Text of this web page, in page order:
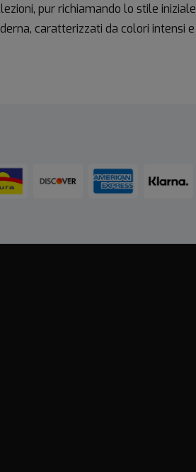
pur richiamando lo stile
caratterizzati da colori intensi